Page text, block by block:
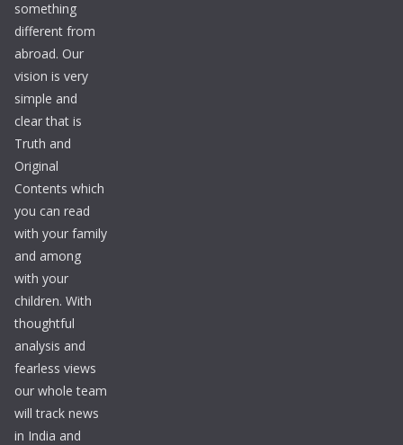
something
different from
abroad. Our
vision is very
simple and
clear that is
Truth and
Original
Contents which
you can read
with your family
and among
with your
children. With
thoughtful
analysis and
fearless views
our whole team
will track news
in India and